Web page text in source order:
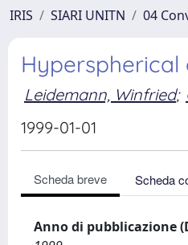
IRIS SIARI UNITN 04
Leidemann, Winfried;
1999-01-01
Scheda breve Scheda
Anno di pubblicazione